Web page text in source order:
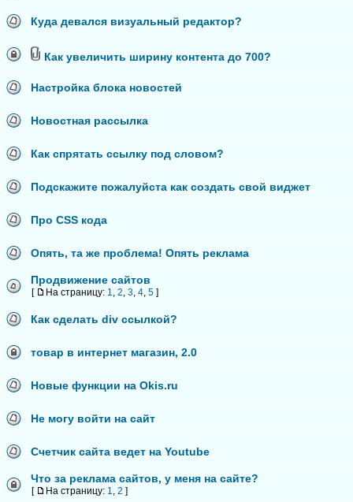
Куда девался визуальный редактор?
Как увеличить ширину контента до 700?
Настройка блока новостей
Новостная рассылка
Как спрятать ссылку под словом?
Подскажите пожалуйста как создать свой виджет
Про CSS кода
Опять, та же проблема! Опять реклама
Продвижение сайтов
[ На страницу: 1, 2, 3, 4, 5 ]
Как сделать div ссылкой?
товар в интернет магазин, 2.0
Новые функции на Okis.ru
Не могу войти на сайт
Cчетчик сайта ведет на Youtube
Что за реклама сайтов, у меня на сайте?
[ На страницу: 1, 2 ]